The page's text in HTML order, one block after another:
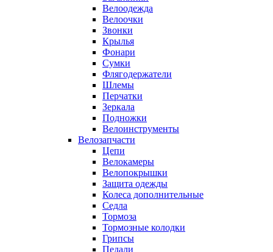
Велоодежда
Велоочки
Звонки
Крылья
Фонари
Сумки
Флягодержатели
Шлемы
Перчатки
Зеркала
Подножки
Велоинструменты
Велозапчасти
Цепи
Велокамеры
Велопокрышки
Защита одежды
Колеса дополнительные
Седла
Тормоза
Тормозные колодки
Грипсы
Педали